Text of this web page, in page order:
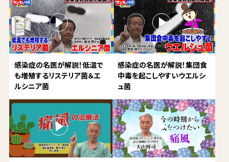
感染症の名医が解説！低温で
も増殖するリステリア菌＆エ
ルシニア菌
感染症の名医が解説！集団食
中毒を起こしやすいウエルシ
ュ菌